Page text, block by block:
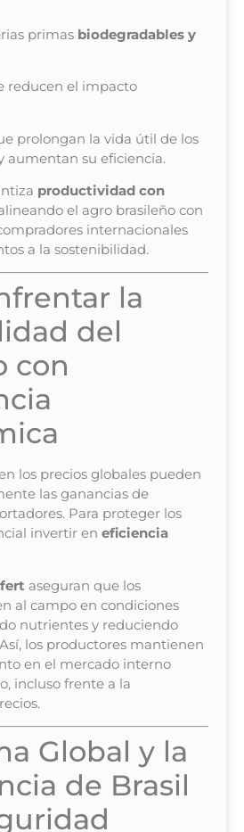
primas biodegradables y
reducen el impacto
prolongan la vida útil de los
aumentan su eficiencia.
productividad con
el agro brasileño con
internacionales
a la sostenibilidad.
la
del
con
los precios globales pueden
las ganancias de
Para proteger los
invertir en eficiencia
aseguran que los
al campo en condiciones
nutrientes y reduciendo
los productores mantienen
en el mercado interno
incluso frente a la
Global y la
de Brasil